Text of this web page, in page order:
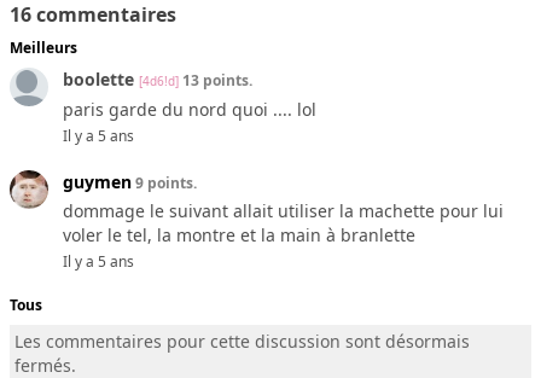
16 commentaires
Meilleurs
boolette [4d6!d] 13 points.
paris garde du nord quoi .... lol
Il y a 5 ans
guymen9 points.
dommage le suivant allait utiliser la machette pour lui
voler le tel, la montre et la main à branlette
Il y a 5 ans
Tous
Les commentaires pour cette discussion sont désormais
fermés.